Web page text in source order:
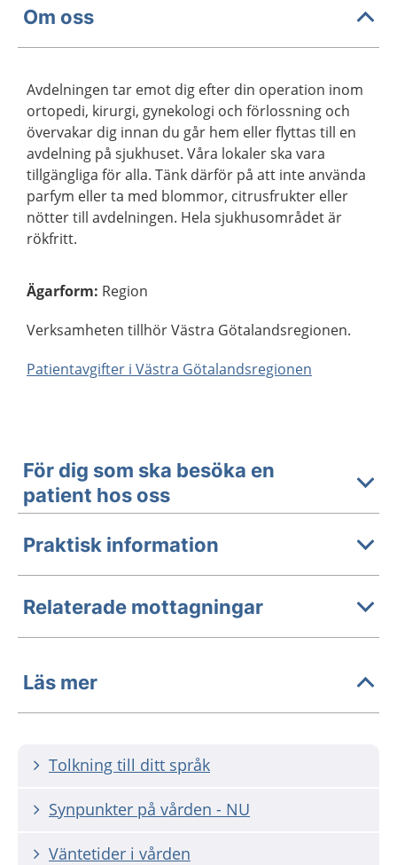
Om oss
Avdelningen tar emot dig efter din operation inom
ortopedi, kirurgi, gynekologi och förlossning och
övervakar dig innan du går hem eller flyttas till en
avdelning på sjukhuset. Våra lokaler ska vara
tillgängliga för alla. Tänk därför på att inte använda
parfym eller ta med blommor, citrusfrukter eller
nötter till avdelningen. Hela sjukhusområdet är
rökfritt.
Ägarform: Region
Verksamheten tillhör Västra Götalandsregionen.
Patientavgifter i Västra Götalandsregionen
För dig som ska besöka en
patient hos oss
Praktisk information
Relaterade mottagningar
Läs mer
Tolkning till ditt språk
Synpunkter på vården - NU
Väntetider i vården